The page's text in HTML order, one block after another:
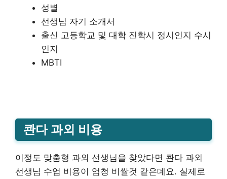
성별
선생님 자기 소개서
출신 고등학교 및 대학 진학시 정시인지 수시
인지
MBTI
콴다 과외 비용
이정도 맞춤형 과외 선생님을 찾았다면 콴다 과외
선생님 수업 비용이 엄청 비쌀것 같은데요. 실제로